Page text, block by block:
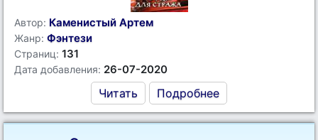
Автор: Каменистый Артем
Жанр: Фэнтези
Страниц: 131
Дата добавления: 26-07-2020
Читать Подробнее